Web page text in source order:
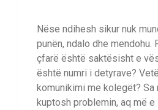
Nëse ndihesh sikur nuk
punën, ndalo dhe mendohu.
çfarë është saktësisht e
është numri i detyrave?
komunikimi me kolegët? Sa
kuptosh problemin, aq më